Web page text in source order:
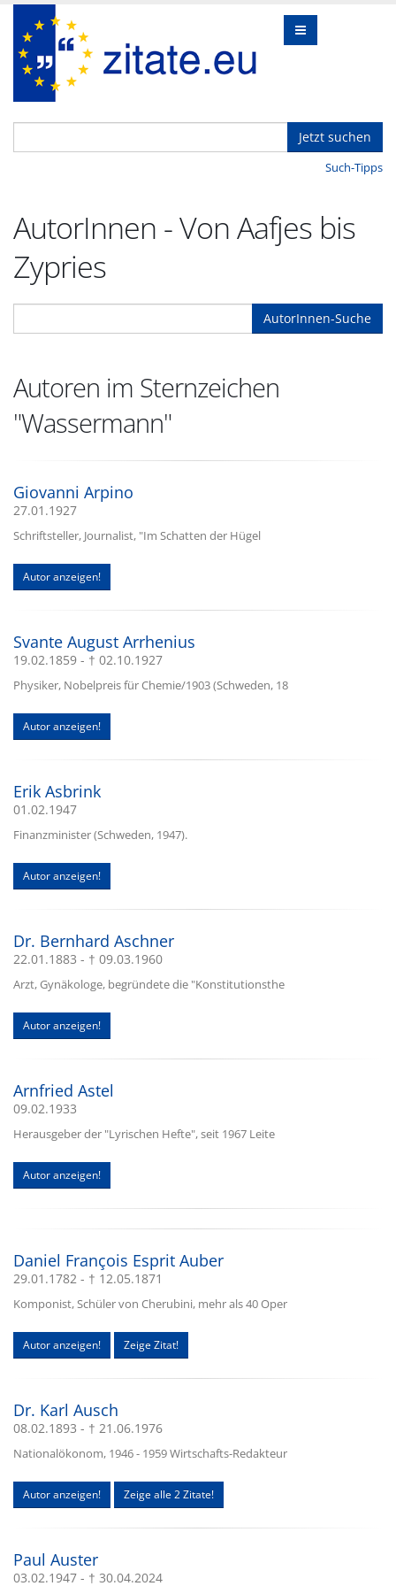
Jetzt suchen
Such-Tipps
AutorInnen - Von Aafjes bis
Zypries
AutorInnen-Suche
Autoren im Sternzeichen
"Wassermann"
Giovanni Arpino
27.01.1927
Schriftsteller, Journalist, "Im Schatten der Hügel
Autor anzeigen!
Svante August Arrhenius
19.02.1859 - † 02.10.1927
Physiker, Nobelpreis für Chemie/1903 (Schweden, 18
Autor anzeigen!
Erik Asbrink
01.02.1947
Finanzminister (Schweden, 1947).
Autor anzeigen!
Dr. Bernhard Aschner
22.01.1883 - † 09.03.1960
Arzt, Gynäkologe, begründete die "Konstitutionsthe
Autor anzeigen!
Arnfried Astel
09.02.1933
Herausgeber der "Lyrischen Hefte", seit 1967 Leite
Autor anzeigen!
Daniel François Esprit Auber
29.01.1782 - † 12.05.1871
Komponist, Schüler von Cherubini, mehr als 40 Oper
Autor anzeigen! Zeige Zitat!
Dr. Karl Ausch
08.02.1893 - † 21.06.1976
Nationalökonom, 1946 - 1959 Wirtschafts-Redakteur
Autor anzeigen! Zeige alle 2 Zitate!
Paul Auster
03.02.1947 - † 30.04.2024